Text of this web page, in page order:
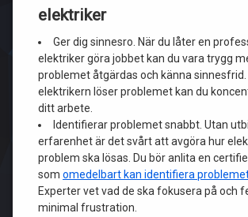
elektriker
Ger dig sinnesro. När du låter en
elektriker göra jobbet kan du vara trygg
problemet åtgärdas och känna sinnesfrid.
elektrikern löser problemet kan du
ditt arbete.
Identifierar problemet snabbt. Utan
erfarenhet är det svårt att avgöra hur
problem ska lösas. Du bör anlita en
som omedelbart kan identifiera
Experter vet vad de ska fokusera på och
minimal frustration.